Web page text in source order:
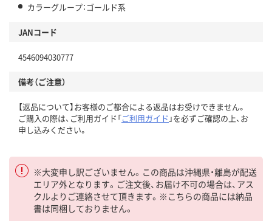
カラーグループ：ゴールド系
JANコード
4546094030777
備考（ご注意）
【返品について】お客様のご都合による返品はお受けできません。
ご購入の際は、ご利用ガイド「ご利用ガイド 」を必ずご確認の上、お
申し込みください。
※大変申し訳ございません。この商品は沖縄県・離島が配送
エリア外となります。ご注文後、お届け不可の場合は、アス
クルよりご連絡させて頂きます。※こちらの商品には納品
書は同梱しておりません。